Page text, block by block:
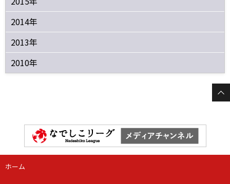
2014年
2013年
2010年
ホーム